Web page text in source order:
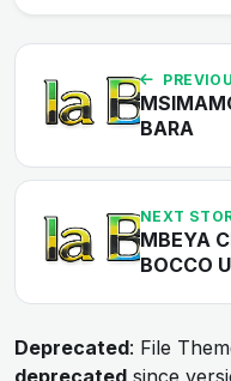
BARA
NEXT
MBEYA
BOCCO
Deprecated: File
deprecated since